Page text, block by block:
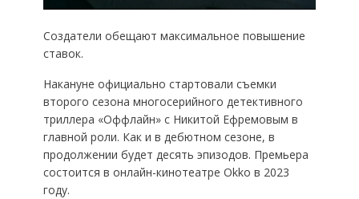
Создатели обещают максимальное повышение
ставок.
Накануне официально стартовали съемки
второго сезона многосерийного детективного
триллера «Оффлайн» с Никитой Ефремовым в
главной роли. Как и в дебютном сезоне, в
продолжении будет десять эпизодов. Премьера
состоится в онлайн-кинотеатре Okko в 2023
году.